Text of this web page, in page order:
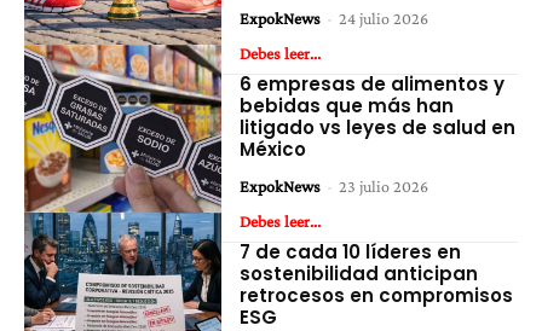
ExpokNews - 24 julio 2026
Debes leer...
6 empresas de alimentos y
bebidas que más han
litigado vs leyes de salud en
México
ExpokNews - 23 julio 2026
Debes leer...
7 de cada 10 líderes en
sostenibilidad anticipan
retrocesos en compromisos
ESG